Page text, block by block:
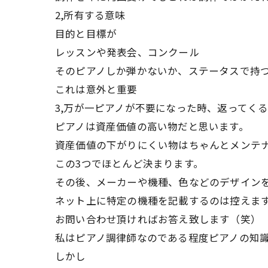
2,所有する意味
目的と目標が
レッスンや発表会、コンクール
そのピアノしか弾かないか、ステータスで持
これは意外と重要
3,万が一ピアノが不要になった時、返ってく
ピアノは資産価値の高い物だと思います。
資産価値の下がりにくい物はちゃんとメンテ
この3つでほとんど決まります。
その後、メーカーや機種、色などのデザイン
ネット上に特定の機種を記載するのは控えま
お問い合わせ頂ければお答え致します（笑）
私はピアノ調律師なのである程度ピアノの知
しかし